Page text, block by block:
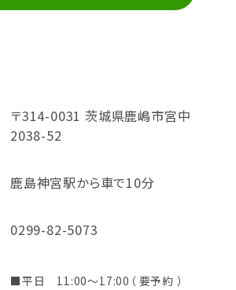
〒314-0031 茨城県鹿嶋市宮中
2038-52
鹿島神宮駅から車で10分
0299-82-5073
■平日 11:00～17:00（ 要予約 ）